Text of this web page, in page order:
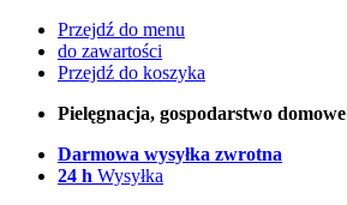
Przejdź do menu
do zawartości
Przejdź do koszyka
Pielęgnacja, gospodarstwo
Darmowa wysyłka zwrotna
24 h Wysyłka